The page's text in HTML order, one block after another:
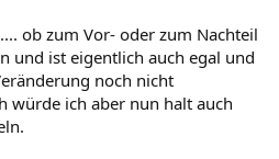
ob zum Vor- oder zum Nachteil
und ist eigentlich auch egal und
noch nicht
würde ich aber nun halt auch